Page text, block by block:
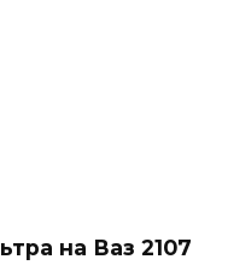
на Ваз 2107